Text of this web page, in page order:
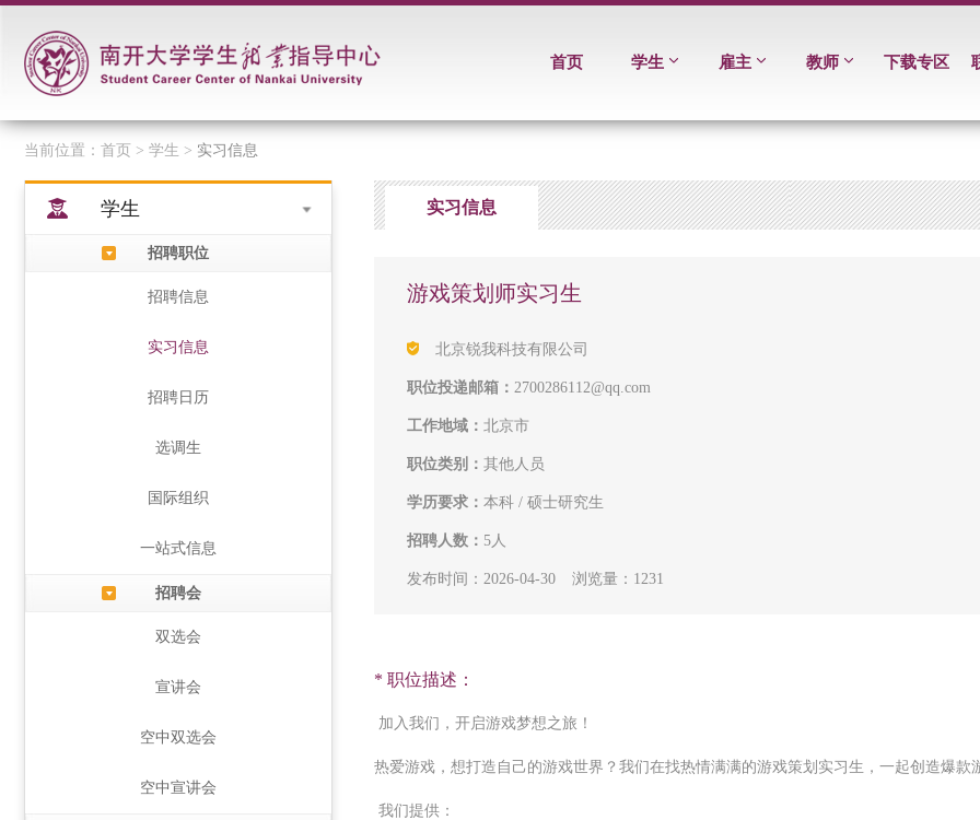
首页 学生 雇主 教师 下载专区
当前位置： 首页 > 学生 > 实习信息
学生
招聘职位
招聘信息
实习信息
招聘日历
选调生
国际组织
一站式信息
招聘会
双选会
宣讲会
空中双选会
空中宣讲会
实习信息
游戏策划师实习生
北京锐我科技有限公司
职位投递邮箱： 2700286112@qq.com
工作地域： 北京市
职位类别： 其他人员
学历要求： 本科 / 硕士研究生
招聘人数： 5人
发布时间：2026-04-30 浏览量：1231
* 职位描述：
加入我们，开启游戏梦想之旅！
热爱游戏，想打造自己的游戏世界？我们在找热情满满的游戏策划实习生，一起创造爆款
我们提供：